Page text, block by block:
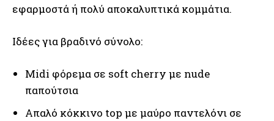
εφαρμοστά ή πολύ αποκαλυπτικά κομμάτια.
Ιδέες για βραδινό σύνολο:
Midi φόρεμα σε soft cherry με nude
παπούτσια
Απαλό κόκκινο top με μαύρο παντελόνι σε